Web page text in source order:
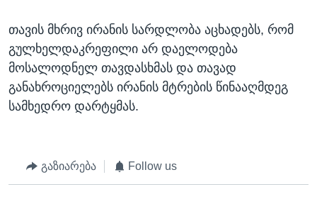
თავის მხრივ ირანის სარდლობა აცხადებს, რომ
გულხელდაკრეფილი არ დაელოდება
მოსალოდნელ თავდასხმას და თავად
განახროციელებს ირანის მტრების წინააღმდეგ
სამხედრო დარტყმას.
გაზიარება Follow us